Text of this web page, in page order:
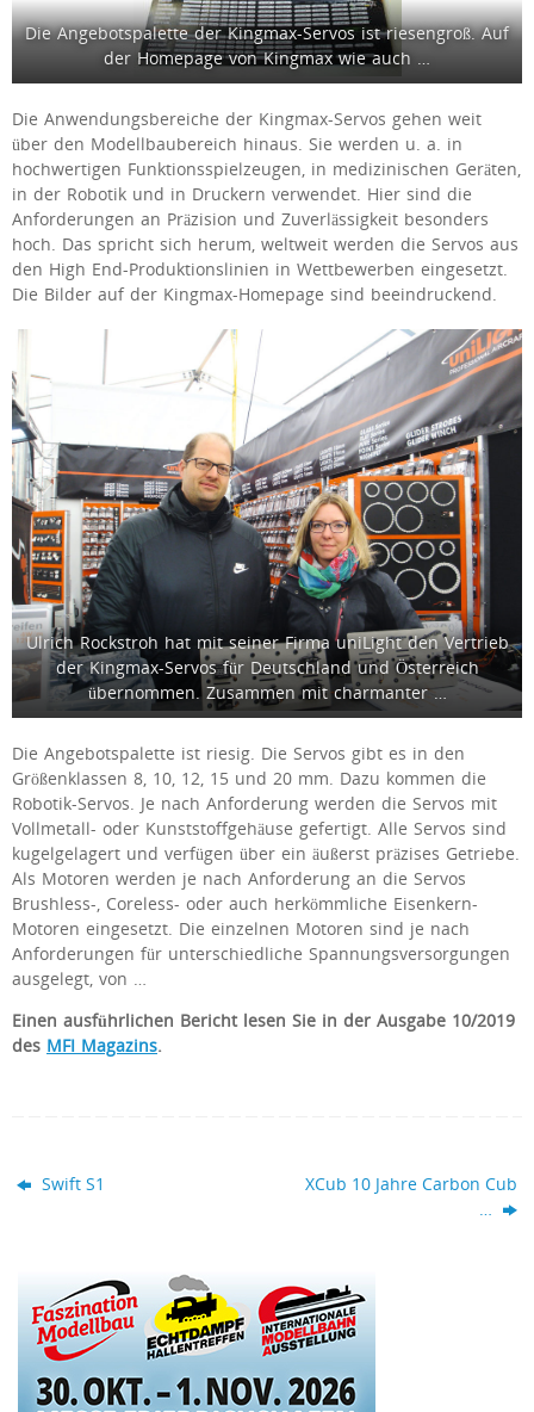
Die Angebotspalette der Kingmax-Servos ist riesengroß. Auf
der Homepage von Kingmax wie auch …
Die Anwendungsbereiche der Kingmax-Servos gehen weit
über den Modellbaubereich hinaus. Sie werden u. a. in
hochwertigen Funktionsspielzeugen, in medizinischen Geräten,
in der Robotik und in Druckern verwendet. Hier sind die
Anforderungen an Präzision und Zuverlässigkeit besonders
hoch. Das spricht sich herum, weltweit werden die Servos aus
den High End-Produktionslinien in Wettbewerben eingesetzt.
Die Bilder auf der Kingmax-Homepage sind beeindruckend.
Ulrich Rockstroh hat mit seiner Firma uniLight den Vertrieb
der Kingmax-Servos für Deutschland und Österreich
übernommen. Zusammen mit charmanter …
Die Angebotspalette ist riesig. Die Servos gibt es in den
Größenklassen 8, 10, 12, 15 und 20 mm. Dazu kommen die
Robotik-Servos. Je nach Anforderung werden die Servos mit
Vollmetall- oder Kunststoffgehäuse gefertigt. Alle Servos sind
kugelgelagert und verfügen über ein äußerst präzises Getriebe.
Als Motoren werden je nach Anforderung an die Servos
Brushless-, Coreless- oder auch herkömmliche Eisenkern-
Motoren eingesetzt. Die einzelnen Motoren sind je nach
Anforderungen für unterschiedliche Spannungsversorgungen
ausgelegt, von …
Einen ausführlichen Bericht lesen Sie in der Ausgabe 10/2019
des MFI Magazins.
Swift S1
XCub 10 Jahre Carbon Cub
…